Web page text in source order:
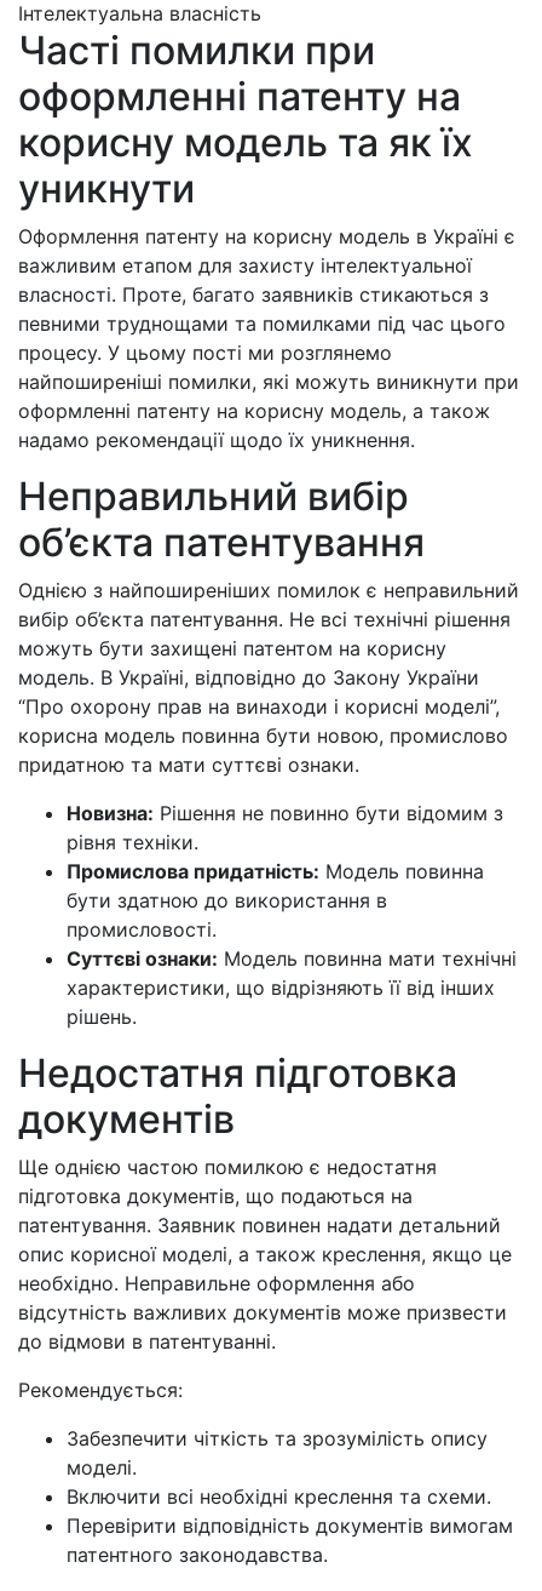
Інтелектуальна власність
Часті помилки при
оформленні патенту на
корисну модель та як їх
уникнути
Оформлення патенту на корисну модель в Україні є
важливим етапом для захисту інтелектуальної
власності. Проте, багато заявників стикаються з
певними труднощами та помилками під час цього
процесу. У цьому пості ми розглянемо
найпоширеніші помилки, які можуть виникнути при
оформленні патенту на корисну модель, а також
надамо рекомендації щодо їх уникнення.
Неправильний вибір
об’єкта патентування
Однією з найпоширеніших помилок є неправильний
вибір об’єкта патентування. Не всі технічні рішення
можуть бути захищені патентом на корисну
модель. В Україні, відповідно до Закону України
“Про охорону прав на винаходи і корисні моделі”,
корисна модель повинна бути новою, промислово
придатною та мати суттєві ознаки.
Новизна: Рішення не повинно бути відомим з
рівня техніки.
Промислова придатність: Модель повинна
бути здатною до використання в
промисловості.
Суттєві ознаки: Модель повинна мати технічні
характеристики, що відрізняють її від інших
рішень.
Недостатня підготовка
документів
Ще однією частою помилкою є недостатня
підготовка документів, що подаються на
патентування. Заявник повинен надати детальний
опис корисної моделі, а також креслення, якщо це
необхідно. Неправильне оформлення або
відсутність важливих документів може призвести
до відмови в патентуванні.
Рекомендується:
Забезпечити чіткість та зрозумілість опису
моделі.
Включити всі необхідні креслення та схеми.
Перевірити відповідність документів вимогам
патентного законодавства.